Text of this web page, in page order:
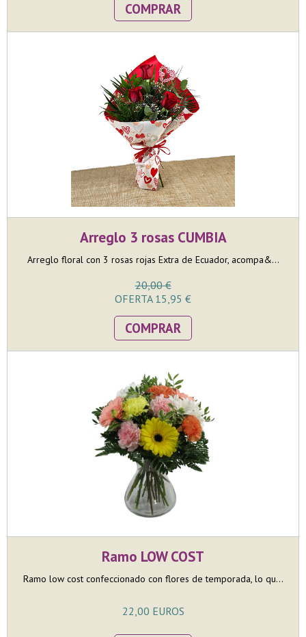
COMPRAR
Arreglo 3 rosas CUMBIA
Arreglo floral con 3 rosas rojas Extra de Ecuador, acompa&...
20,00 €
OFERTA 15,95 €
COMPRAR
Ramo LOW COST
Ramo low cost confeccionado con flores de temporada, lo qu...
22,00 EUROS